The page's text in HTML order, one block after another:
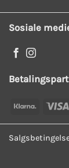
Sosiale
Klarna